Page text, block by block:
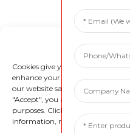
โทร: +86 18717936608
อีเมล: marketing@boevan.cn
เวแชท: +86 18717936608
WhatsApp: +86 18717936608
ที่อยู่: ชั้น 1 เลขที่ 59 ซอย 6818 ถนน
Manage
Cookies give you a personalized
enhance your experience using
our website safe, and assist in
"Accept", you agree to the storing
purposes. Click "Adjust" to adjust
information, review our Cookies